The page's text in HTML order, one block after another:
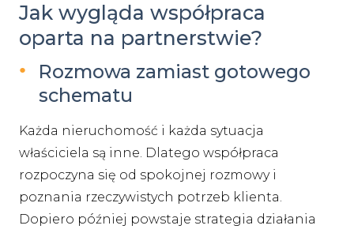
Jak wygląda współpraca
oparta na partnerstwie?
Rozmowa zamiast gotowego
schematu
Każda nieruchomość i każda sytuacja
właściciela są inne. Dlatego współpraca
rozpoczyna się od spokojnej rozmowy i
poznania rzeczywistych potrzeb klienta.
Dopiero później powstaje strategia działania